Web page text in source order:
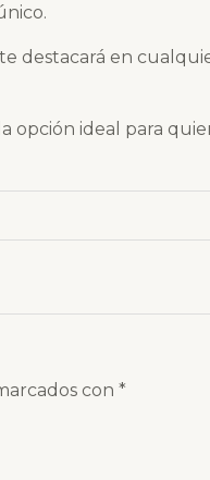
en
opción ideal para
con *